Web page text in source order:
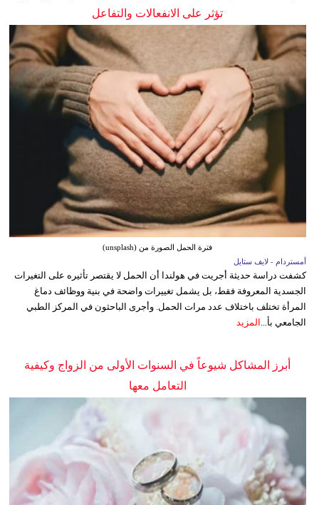
تؤثر على الانفعالات والتفاعل
فترة الحمل الصورة من (unsplash)
أمستردام - لايف ستايل
كشفت دراسة حديثة أجريت في هولندا أن الحمل لا يقتصر تأثيره على التغيرات
الجسدية المعروفة فقط، بل يشمل تغييرات واضحة في بنية ووظائف دماغ
المرأة تختلف باختلاف عدد مرات الحمل. وأجرى الباحثون في المركز الطبي
الجامعي بأ... المزيد
أبرز المشاكل شيوعاً في السنوات الأولى من الزواج وكيفية
التعامل معها